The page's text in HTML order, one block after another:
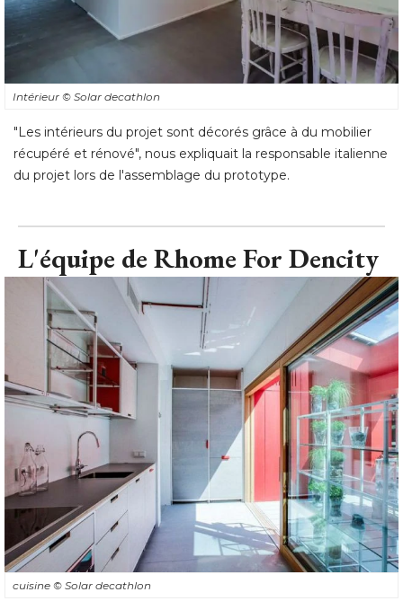
Intérieur © Solar decathlon
"Les intérieurs du projet sont décorés grâce à du mobilier
récupéré et rénové", nous expliquait la responsable italienne
du projet lors de l'assemblage du prototype.
L'équipe de Rhome For Dencity
cuisine © Solar decathlon